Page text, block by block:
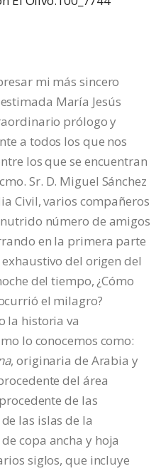
mi más sincero
María Jesús
prólogo y
a todos los que nos
los que se encuentran
Sr. D. Miguel Sánchez
Civil, varios compañeros
número de amigos
en la primera parte
del origen del
del tiempo, ¿Cómo
el milagro?
la historia va
lo conocemos como:
, originaria de Arabia y
del área
de las
las islas de la
copa ancha y hoja
siglos, que incluye